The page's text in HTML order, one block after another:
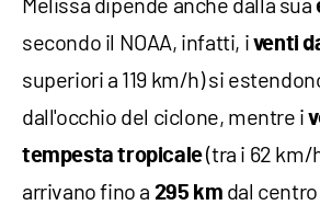
secondo il NOAA, infatti, i venti
superiori a 119 km/h) si
dall'occhio del ciclone, mentre i
tempesta tropicale(tra i 62 km/
arrivano fino a 295 km dal